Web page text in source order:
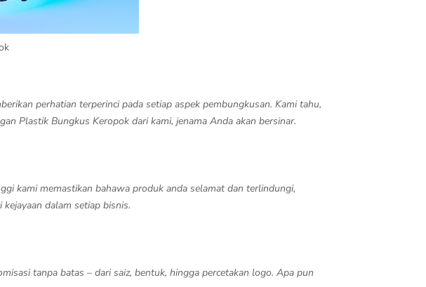
perhatian terperinci pada setiap aspek pembungkusan. Kami tahu,
Plastik Bungkus Keropok dari kami, jenama Anda akan bersinar.
kami memastikan bahawa produk anda selamat dan terlindungi,
dalam setiap bisnis.
tanpa batas – dari saiz, bentuk, hingga percetakan logo. Apa pun